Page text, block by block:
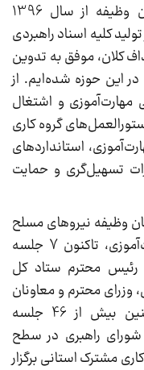
وی افزود: قرارگاه مهارت‌آموزی کارکنان وظیفه از سال 1396
کلیه اسناد راهبردی
کلان، موفق به تدوین
راهگشا در این حوزه شده‌ایم. از
مهارت‌آموزی و اشتغال
گروه کاری
استانداردهای
تسهیل‌گری و حمایت
وظیفه نیروهای مسلح
گفت: در حوزه ساختار و هدایت مهارت‌آموزی، تاکنون 7 جلسه
رئیس محترم ستاد کل
وزرای محترم و معاونان
رئیس‌جمهور برگزار شده است. همچنین بیش از 46 جلسه
بیش از 100 جلسه شورای راهبری در سطح
150 جلسه گروه کاری مشترک استانی برگزار